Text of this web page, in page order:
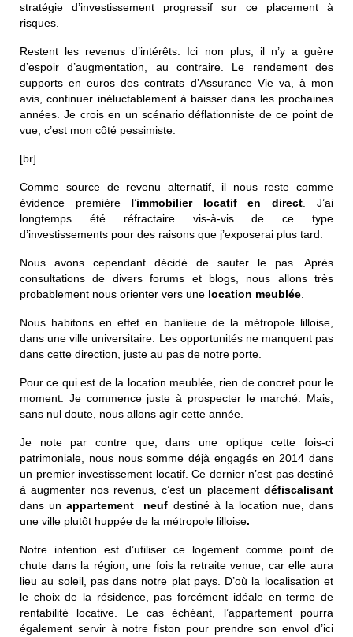
stratégie d’investissement progressif sur ce placement à
risques.
Restent les revenus d’intérêts. Ici non plus, il n’y a guère
d’espoir d’augmentation, au contraire. Le rendement des
supports en euros des contrats d’Assurance Vie va, à mon
avis, continuer inéluctablement à baisser dans les prochaines
années. Je crois en un scénario déflationniste de ce point de
vue, c’est mon côté pessimiste.
[br]
Comme source de revenu alternatif, il nous reste comme
évidence première l’immobilier locatif en direct. J’ai
longtemps été réfractaire vis-à-vis de ce type
d’investissements pour des raisons que j’exposerai plus tard.
Nous avons cependant décidé de sauter le pas. Après
consultations de divers forums et blogs, nous allons très
probablement nous orienter vers une location meublée.
Nous habitons en effet en banlieue de la métropole lilloise,
dans une ville universitaire. Les opportunités ne manquent pas
dans cette direction, juste au pas de notre porte.
Pour ce qui est de la location meublée, rien de concret pour le
moment. Je commence juste à prospecter le marché. Mais,
sans nul doute, nous allons agir cette année.
Je note par contre que, dans une optique cette fois-ci
patrimoniale, nous nous somme déjà engagés en 2014 dans
un premier investissement locatif. Ce dernier n’est pas destiné
à augmenter nos revenus, c’est un placementdéfiscalisant
dans unappartement neuf destiné à la location nue,dans
une ville plutôt huppée de la métropole lilloise.
Notre intention est d’utiliser ce logement comme point de
chute dans la région, une fois la retraite venue, car elle aura
lieu au soleil, pas dans notre plat pays. D’où la localisation et
le choix de la résidence, pas forcément idéale en terme de
rentabilité locative. Le cas échéant, l’appartement pourra
également servir à notre fiston pour prendre son envol d’ici